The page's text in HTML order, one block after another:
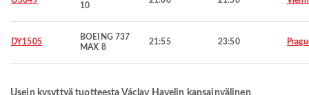
10
DY1505
BOEING 737
MAX 8
21:55 23:50
Usein kysyttyä tuotteesta Václav Havelin kansainvälinen